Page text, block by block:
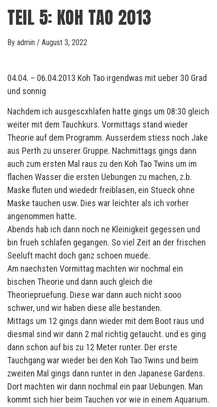
TEIL 5: KOH TAO 2013
By admin / August 3, 2022
04.04. – 06.04.2013 Koh Tao irgendwas mit ueber 30 Grad
und sonnig
Nachdem ich ausgescxhlafen hatte gings um 08:30 gleich
weiter mit dem Tauchkurs. Vormittags stand wieder
Theorie auf dem Programm. Ausserdem stiess noch Jake
aus Perth zu unserer Gruppe. Nachmittags gings dann
auch zum ersten Mal raus zu den Koh Tao Twins um im
flachen Wasser die ersten Uebungen zu machen, z.b.
Maske fluten und wiededr freiblasen, ein Stueck ohne
Maske tauchen usw. Dies war leichter als ich vorher
angenommen hatte.
Abends hab ich dann noch ne Kleinigkeit gegessen und
bin frueh schlafen gegangen. So viel Zeit an der frischen
Seeluft macht doch ganz schoen muede.
Am naechsten Vormittag machten wir nochmal ein
bischen Theorie und dann auch gleich die
Theoriepruefung. Diese war dann auch nicht sooo
schwer, und wir haben diese alle bestanden.
Mittags um 12 gings dann wieder mit dem Boot raus und
diesmal sind wir dann 2 mal richtig getaucht. und es ging
dann schon auf bis zu 12 Meter runter. Der erste
Tauchgang war wieder bei den Koh Tao Twins und beim
zweiten Mal gings dann runter in den Japanese Gardens.
Dort machten wir dann nochmal ein paar Uebungen. Man
kommt sich hier beim Tauchen vor wie in einem Aquarium.